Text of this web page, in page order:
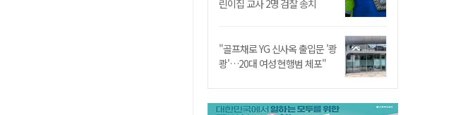
린이집 교사 2명 검찰 송치
"골프채로 YG 신사옥 출입문 '쾅
쾅'…20대 여성 현행범 체포"